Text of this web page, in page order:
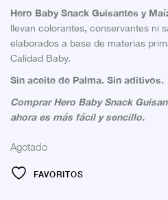
Hero Baby Snack Guisantes y
llevan colorantes, conservantes ni
elaborados a base de materias
Calidad Baby.
Sin aceite de Palma. Sin aditivos.
Comprar Hero Baby Snack
ahora es más fácil y sencillo.
Agotado
FAVORITOS